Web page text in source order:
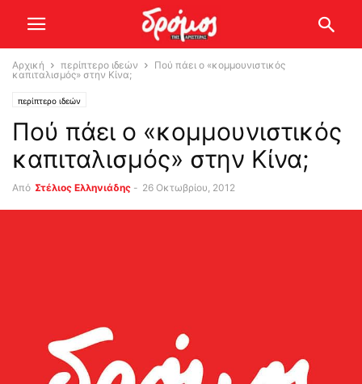
Αρχική περίπτερο ιδεών
Πού πάει ο «κομμουνιστικός
καπιταλισμός» στην Κίνα;
περίπτερο ιδεών
Πού πάει ο «κομμουνιστικός
καπιταλισμός» στην Κίνα;
Από Στέλιος Ελληνιάδης - 26 Οκτωβρίου, 2012